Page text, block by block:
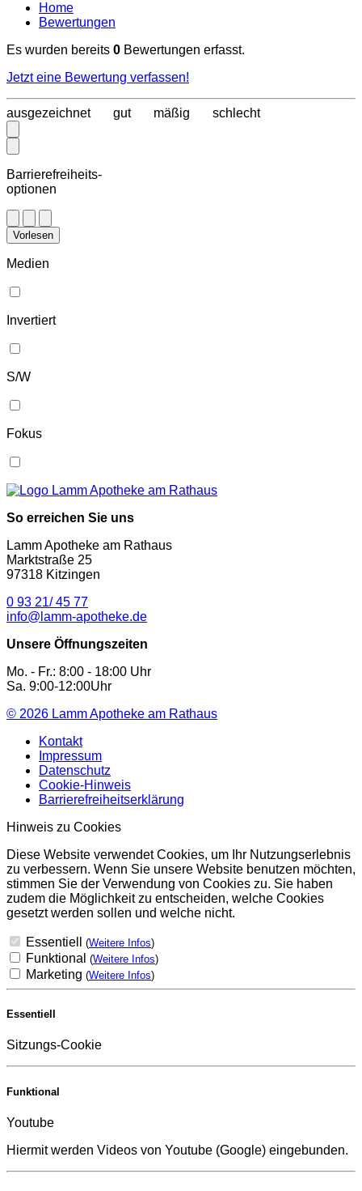
Home
Bewertungen
Es wurden bereits 0 Bewertungen erfasst.
Jetzt eine Bewertung verfassen!
ausgezeichnet gut mäßig schlecht
Barrierefreiheits-
optionen
Vorlesen
Medien
Invertiert
S/W
Fokus
So erreichen Sie uns
Lamm Apotheke am Rathaus
Marktstraße 25
97318 Kitzingen
0 93 21/ 45 77
info@lamm-apotheke.de
Unsere Öffnungszeiten
Mo. - Fr.: 8:00 - 18:00 Uhr
Sa. 9:00-12:00Uhr
© 2026 Lamm Apotheke am Rathaus
Kontakt
Impressum
Datenschutz
Cookie-Hinweis
Barrierefreiheitserklärung
Hinweis zu Cookies
Diese Website verwendet Cookies, um Ihr Nutzungserlebnis
zu verbessern. Wenn Sie unsere Website benutzen möchten,
stimmen Sie der Verwendung von Cookies zu. Sie haben
zudem die Möglichkeit zu entscheiden, welche Cookies
gesetzt werden sollen und welche nicht.
Essentiell (Weitere Infos)
Funktional (Weitere Infos)
Marketing (Weitere Infos)
Essentiell
Sitzungs-Cookie
Funktional
Youtube
Hiermit werden Videos von Youtube (Google) eingebunden.